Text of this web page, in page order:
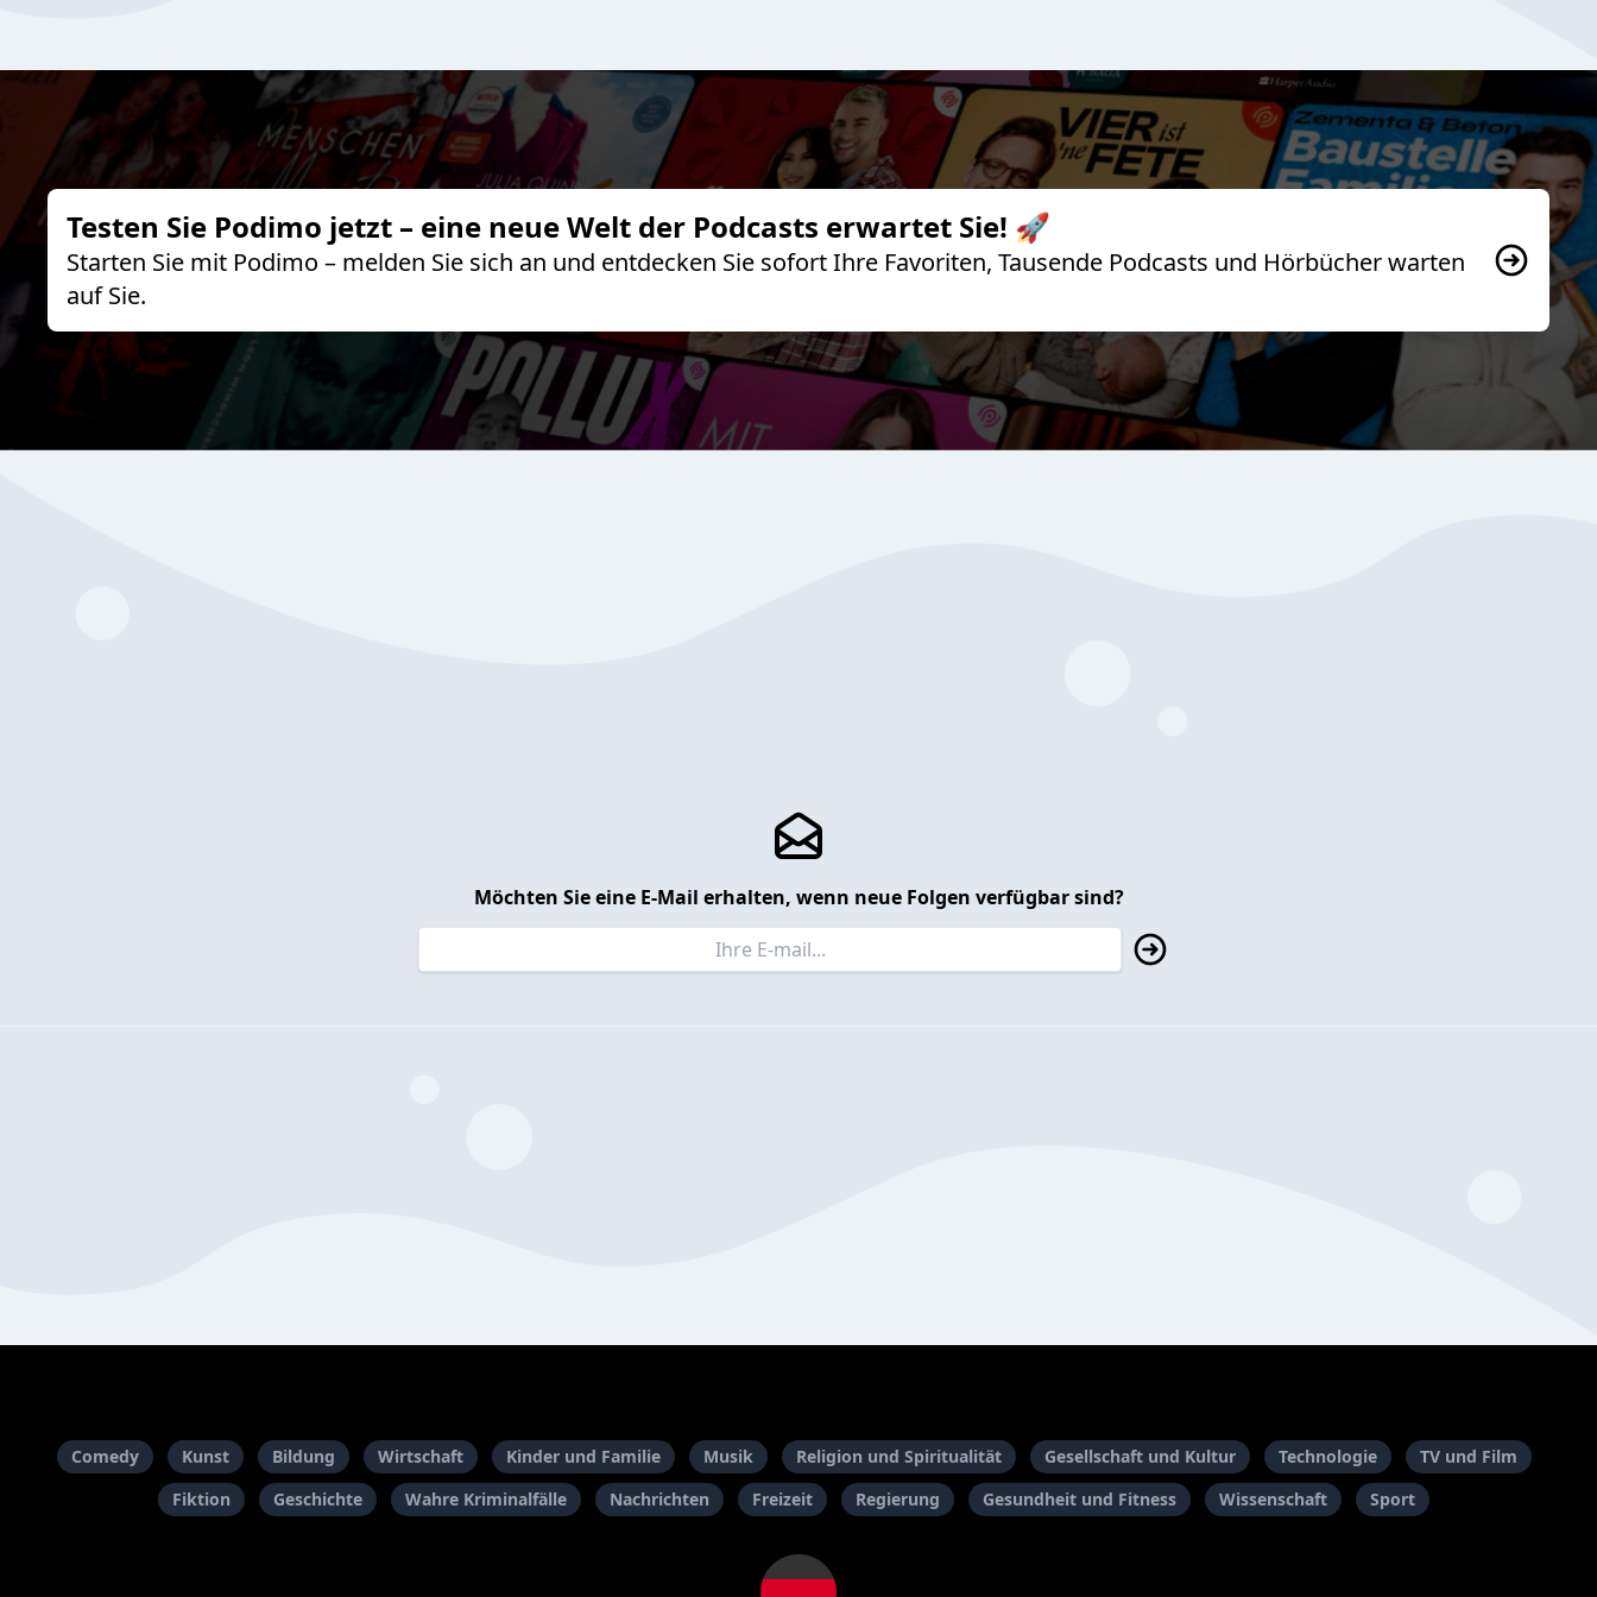
Testen Sie Podimo jetzt – eine neue Welt der Podcasts erwartet Sie! 🚀
Starten Sie mit Podimo – melden Sie sich an und entdecken Sie sofort Ihre Favoriten, Tausende Podcasts und Hörbücher warten
auf Sie.
Möchten Sie eine E-Mail erhalten, wenn neue Folgen verfügbar sind?
Comedy Kunst Bildung Wirtschaft Kinder und Familie Musik Religion und Spiritualität Gesellschaft und Kultur Technologie
TV und Film
Fiktion
Geschichte Wahre Kriminalfälle Nachrichten Freizeit Regierung Gesundheit und Fitness Wissenschaft Sport